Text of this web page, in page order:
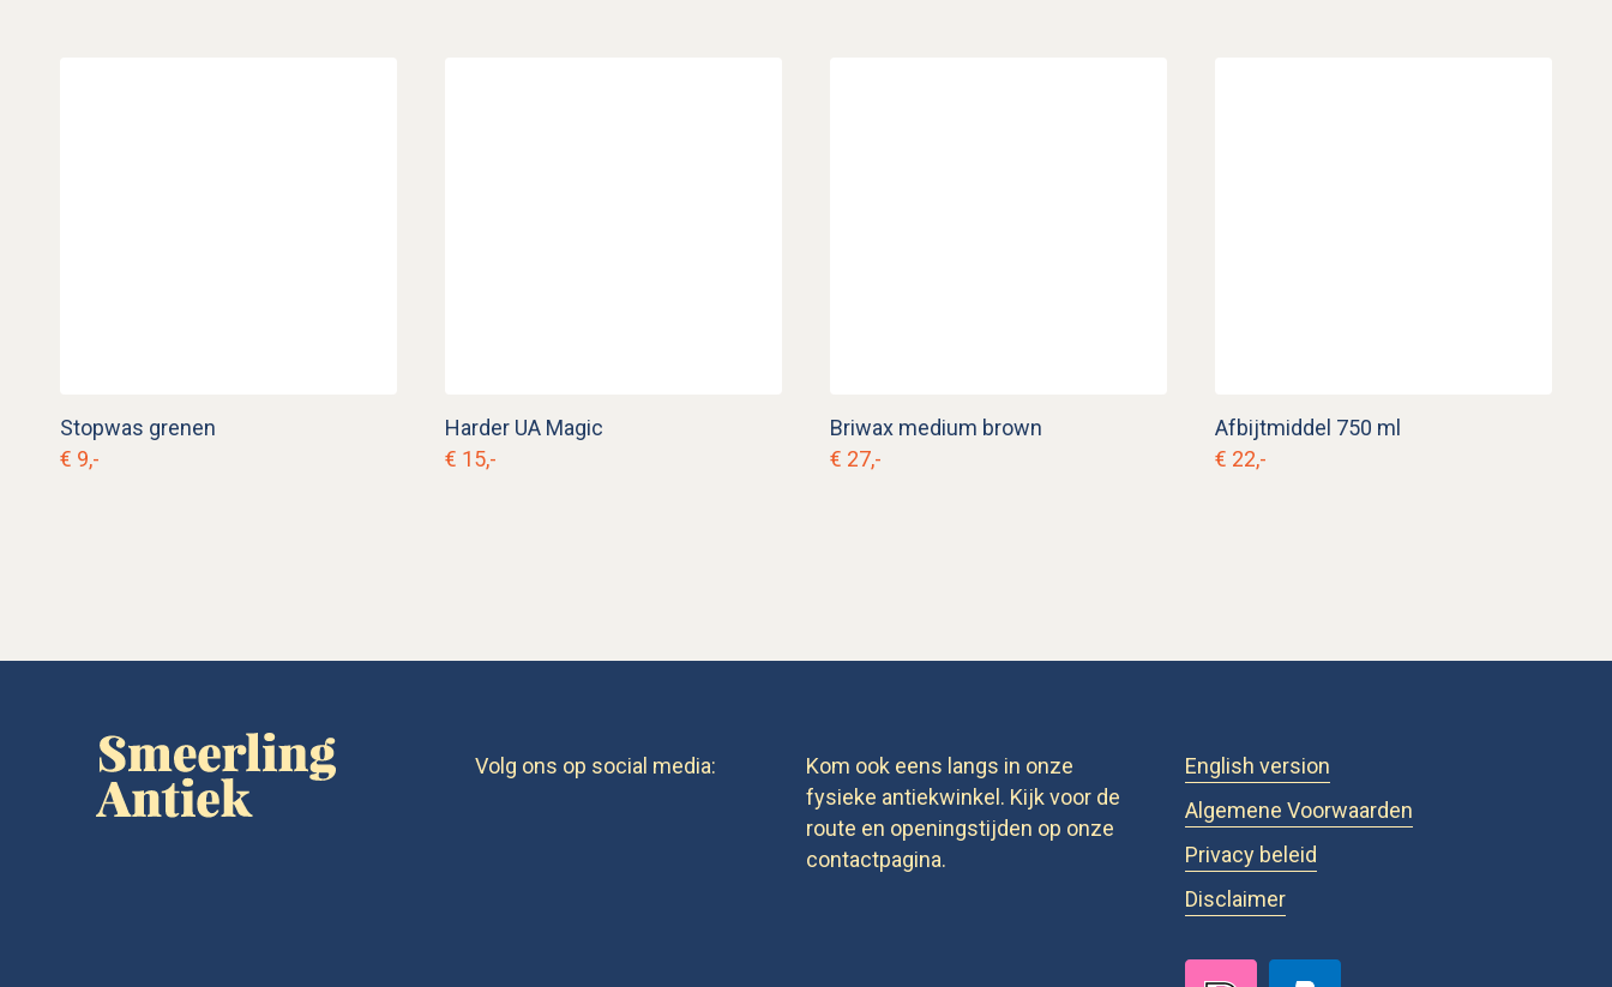
Stopwas grenen
€ 9,-
Harder UA Magic
€ 15,-
Briwax medium brown
€ 27,-
Afbijtmiddel 750 ml
€ 22,-
Volg ons op social media:
Kom ook eens langs in onze
fysieke antiekwinkel. Kijk voor de
route en openingstijden op onze
contactpagina.
English version
Algemene Voorwaarden
Privacy beleid
Disclaimer